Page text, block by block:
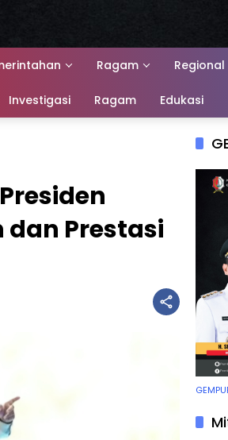
Ragam Regional
Investigasi Ragam Edukasi
dan Prestasi